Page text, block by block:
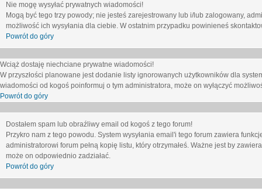
Nie mogę wysyłać prywatnych wiadomości!
Mogą być tego trzy powody; nie jesteś zarejestrowany lub i/lub zalogowany,
możliwość ich wysyłania dla ciebie. W ostatnim przypadku powinieneś
Powrót do góry
Wciąż dostaję niechciane prywatne wiadomości!
W przyszłości planowane jest dodanie listy ignorowanych użytkowników dla
wiadomości od kogoś poinformuj o tym administratora, może on wyłączyć
Powrót do góry
Dostałem spam lub obraźliwy email od kogoś z tego forum!
Przykro nam z tego powodu. System wysyłania email'i tego forum zawiera
administratorowi forum pełną kopię listu, który otrzymałeś. Ważne jest by
może on odpowiednio zadziałać.
Powrót do góry